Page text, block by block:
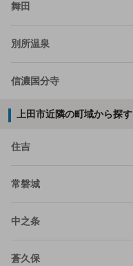
舞田
別所温泉
信濃国分寺
上田市近隣の町域から探す
住吉
常磐城
中之条
蒼久保